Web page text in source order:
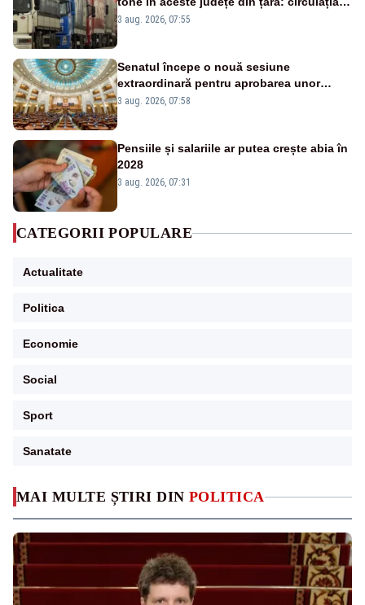
MAI MULTE ȘTIRI DIN POLITICA
este interzisă luni, între orele 12:00 și
3 aug. 2026, 07:55
Senatul începe o nouă sesiune
extraordinară pentru aprobarea unor
jaloane din PNRR
3 aug. 2026, 07:58
Pensiile și salariile ar putea crește abia în
2028
3 aug. 2026, 07:31
CATEGORII POPULARE
Actualitate
Politica
Economie
Social
Sport
Sanatate